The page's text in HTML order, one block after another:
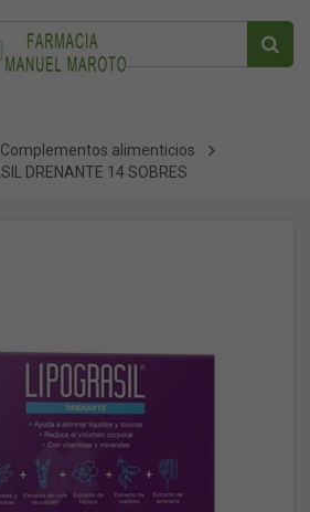
Complementos alimenticios
DRENANTE 14 SOBRES